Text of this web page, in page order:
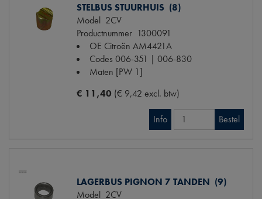
STELBUS STUURHUIS (8)
Model 2CV
Productnummer 1300091
OE Citroën AM4421A
Codes 006-351 | 006-830
Maten [PW 1]
€ 11,40 (€ 9,42 excl. btw)
Info Bestel
LAGERBUS PIGNON 7 TANDEN (9)
Model 2CV